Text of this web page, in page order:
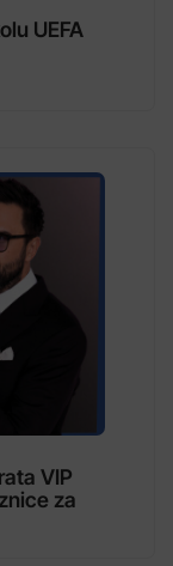
UEFA
VIP
za